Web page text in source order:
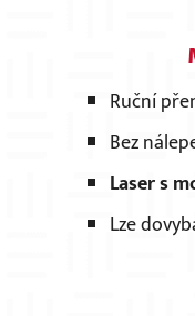
Ruční
Bez
Laser s
Lze